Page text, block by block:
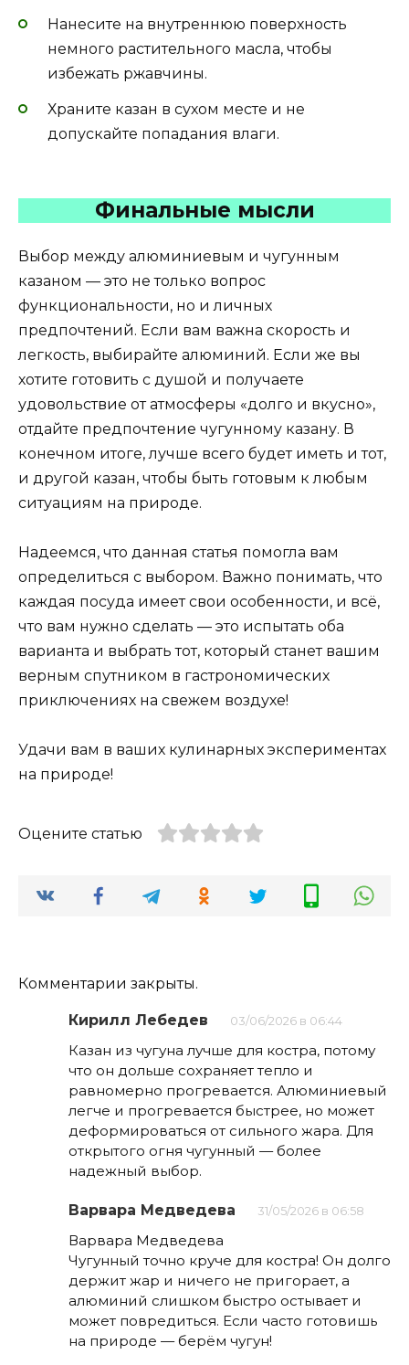
Нанесите на внутреннюю поверхность
немного растительного масла, чтобы
избежать ржавчины.
Храните казан в сухом месте и не
допускайте попадания влаги.
Финальные мысли
Выбор между алюминиевым и чугунным
казаном — это не только вопрос
функциональности, но и личных
предпочтений. Если вам важна скорость и
легкость, выбирайте алюминий. Если же вы
хотите готовить с душой и получаете
удовольствие от атмосферы «долго и вкусно»,
отдайте предпочтение чугунному казану. В
конечном итоге, лучше всего будет иметь и тот,
и другой казан, чтобы быть готовым к любым
ситуациям на природе.
Надеемся, что данная статья помогла вам
определиться с выбором. Важно понимать, что
каждая посуда имеет свои особенности, и всё,
что вам нужно сделать — это испытать оба
варианта и выбрать тот, который станет вашим
верным спутником в гастрономических
приключениях на свежем воздухе!
Удачи вам в ваших кулинарных экспериментах
на природе!
Оцените статью
Комментарии закрыты.
Кирилл Лебедев 03/06/2026 в 06:44
Казан из чугуна лучше для костра, потому
что он дольше сохраняет тепло и
равномерно прогревается. Алюминиевый
легче и прогревается быстрее, но может
деформироваться от сильного жара. Для
открытого огня чугунный — более
надежный выбор.
Варвара Медведева 31/05/2026 в 06:58
Варвара Медведева
Чугунный точно круче для костра! Он долго
держит жар и ничего не пригорает, а
алюминий слишком быстро остывает и
может повредиться. Если часто готовишь
на природе — берём чугун!